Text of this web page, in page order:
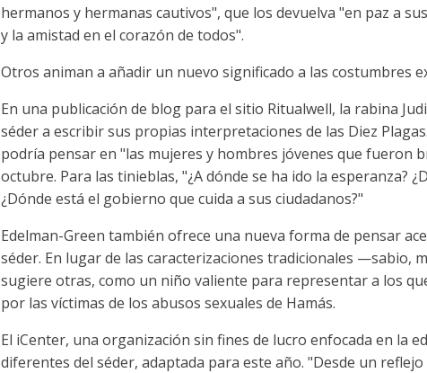
hermanos y hermanas cautivos", que los devuelva "en paz a
y la amistad en el corazón de todos".
Otros animan a añadir un nuevo significado a las costumbres
En una publicación de blog para el sitio Ritualwell, la rabina
séder a escribir sus propias interpretaciones de las Diez
podría pensar en "las mujeres y hombres jóvenes que fueron
octubre. Para las tinieblas, "¿A dónde se ha ido la esperanza?
¿Dónde está el gobierno que cuida a sus ciudadanos?"
Edelman-Green también ofrece una nueva forma de pensar
séder. En lugar de las caracterizaciones tradicionales —sabio,
sugiere otras, como un niño valiente para representar a los
por las víctimas de los abusos sexuales de Hamás.
El iCenter, una organización sin fines de lucro enfocada en la
diferentes del séder, adaptada para este año. "Desde un